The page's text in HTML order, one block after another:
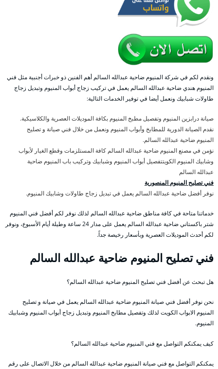
ونقدم لكم في شركة المنيوم ضاحية عبدالله السالم أهم الفنين ذو خبرات أجنبية مثل فني
المنيوم هندي ضاحية عبدالله السالم يعمل في تركيب زجاج أبواب المنيوم وتبديل زجاج
طاولات شبابيك ونعمل أيضا في توفير الخدمات التالية:
صيانة درابزين المنيوم وتفصيل مطبخ المنيوم بكافة الموديلات العصرية والكلاسيكية.
نقدم الصيانة الدورية للمطابخ وأبواب المنيوم ونعمل من خلال فني صيانة و تصليح
المنيوم ضاحية عبدالله السالم.
نؤمن في مصنع المنيوم ضاحية عبدالله السالم كافة المستلزمات وقطع الغيار لأبواب
وشابيك المنيوم الكويتتفصيل أبواب المنيوم وشبابيك وتركيب باب المنيوم ضاحية
عبدالله السالم
فني تصليح المنيوم المنصورية
نوفر أفضل ضاحية عبدالله السالم يعمل في تبديل زجاج طاولات وشابيك المنيوم.
خدماتنا متاحة في كافة مناطق ضاحية عبدالله السالم لذلك نوفر لكم أفضل فني المنيوم
شتر باكستاني ضاحية عبدالله السالم يعمل على مدار 24 ساعة وطيلة أيام الأسبوع، ونوفر
لكم أحدث الموديلات العصرية وبأسعار رخيصة جداً.
فني تصليح المنيوم ضاحية عبدالله السالم
هل تبحث عن أفضل فني تصليح المنيوم ضاحية عبدالله السالم؟
نحن نوفر أفضل فني صيانة المنيوم ضاحية عبدالله السالم يعمل في صيانة و تصليح
المنيوم الابواب الكويت لذلك وتفصيل مطابخ المنيوم وتبديل زجاج أبواب المنيوم وشبابيك
المنيوم.
كيف يمكنكم التواصل مع فني المنيوم ضاحية عبدالله السالم؟
يمكنكم التواصل مع فني صيانة المنيوم ضاحية عبدالله السالم من خلال الاتصال على رقم